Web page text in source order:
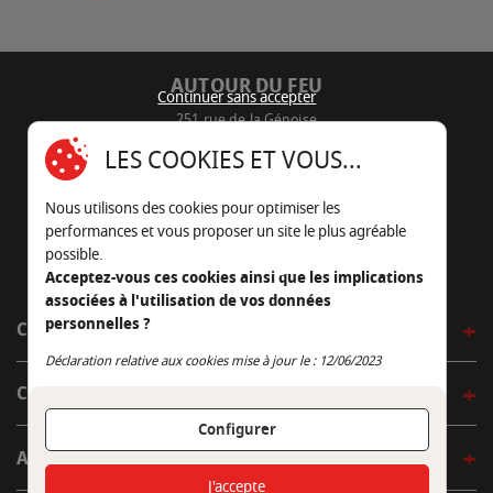
AUTOUR DU FEU
251 rue de la Génoise
05 45 22 98 09
Nous envoyer un e-mail
CÔTÉ OUTDOOR
CÔTÉ INDOOR
AUTOUR DE LA TABLE
Continuer sans accepter
LES COOKIES ET VOUS...
Nous utilisons des cookies pour optimiser les
performances et vous proposer un site le plus agréable
possible.
Acceptez-vous ces cookies ainsi que les implications
associées à l'utilisation de vos données
personnelles ?
Déclaration relative aux cookies mise à jour le : 12/06/2023
Configurer
Continuer sans accepter
J'accepte